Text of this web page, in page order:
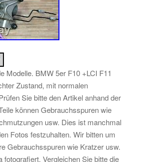
Modelle. BMW 5er F10 +LCI F11
Zustand, mit normalen
Sie bitte den Artikel anhand der
können Gebrauchsspuren wie
usw. Dies ist manchmal
Fotos festzuhalten. Wir bitten um
Gebrauchsspuren wie Kratzer usw.
fotografiert. Vergleichen Sie bitte die